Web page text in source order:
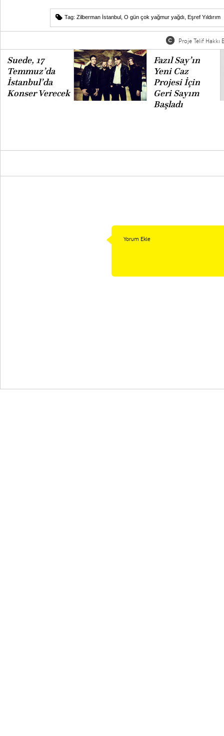
Tag: Zilberman İstanbul O gün çok yağmur yağdı Eşref Yıldırım
Proje Telif Hakkı
Suede, 17
Temmuz’da
İstanbul’da
Konser Verecek
Fazıl Say’ın
Yeni Caz
Projesi İçin
Geri Sayım
Başladı